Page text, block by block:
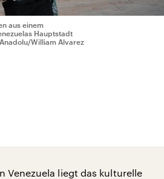
aus einem
Hauptstadt
William Alvarez
Venezuela liegt das kulturelle